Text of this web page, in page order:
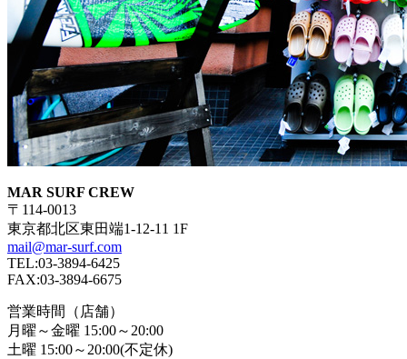
MAR SURF CREW
〒114-0013
東京都北区東田端1-12-11 1F
mail@mar-surf.com
TEL:03-3894-6425
FAX:03-3894-6675
営業時間（店舗）
月曜～金曜 15:00～20:00
土曜 15:00～20:00(不定休)